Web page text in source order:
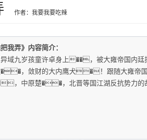
作者：我要我要吃辣
我弄》内容简介：
域九岁孩童许卓身上��，被大雍帝国内
，敛财的大内鹰犬�！跟随大雍帝
，中原楚��，北晋等国江湖反抗势力的